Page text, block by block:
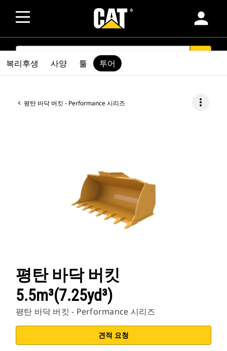
person
SEARCH
평탄 바닥 버킷 - Performance 시리즈 more_vert
평탄 바닥 버킷
5.5m³(7.25yd³)
평탄 바닥 버킷 - Performance 시리즈
견적 요청
복리후생 사양 툴 투어